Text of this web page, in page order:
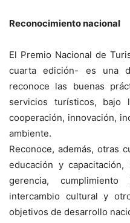
Reconocimiento nacional
El Premio Nacional de
cuarta edición- es una
reconoce las buenas
servicios turísticos, bajo
cooperación, innovación,
ambiente.
Reconoce, además, otras
educación y capacitación,
gerencia, cumplimiento
intercambio cultural y
objetivos de desarrollo